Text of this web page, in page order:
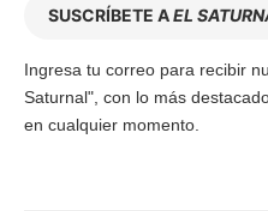
SUSCRÍBETE AEL
Ingresa tu correo para recibir
Saturnal", con lo más
en cualquier momento.